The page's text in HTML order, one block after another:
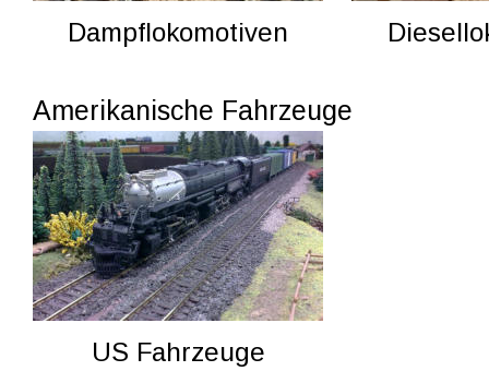
US Fahrzeuge
Dampflokomotiven
Amerikanische Fahrzeuge